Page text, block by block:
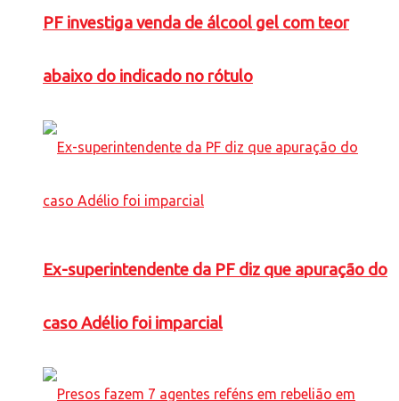
PF investiga venda de álcool gel com teor
abaixo do indicado no rótulo
Ex-superintendente da PF diz que apuração do
caso Adélio foi imparcial